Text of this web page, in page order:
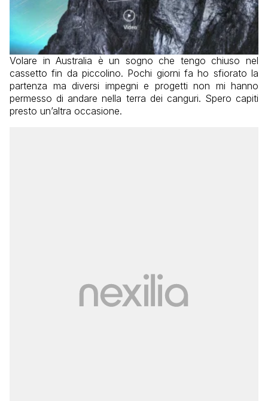
Volare in Australia è un sogno che tengo chiuso nel
cassetto fin da piccolino. Pochi giorni fa ho sfiorato la
partenza ma diversi impegni e progetti non mi hanno
permesso di andare nella terra dei canguri. Spero capiti
presto un’altra occasione.